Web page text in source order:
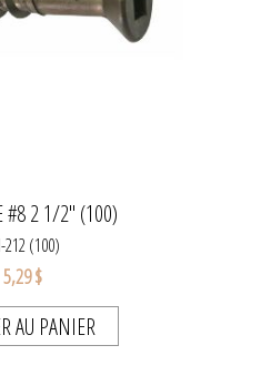
#8 2 1/2" (100)
212 (100)
5,29 $
AU PANIER